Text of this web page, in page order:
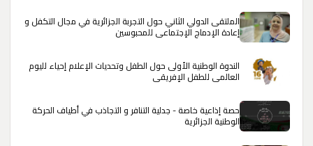
الملتقى الدولي الثاني حول التجربة الجزائرية في مجال التكفل و
إعادة الإدماج الإجتماعي للمحبوسين
الندوة الوطنية الأولى حول الطفل وتحديات الإعلام إحياء لليوم
العالمي للطفل الإفريقي
حصة إذاعية خاصة - جدلية التنافر و التجاذب في أطياف الحركة
الوطنية الجزائرية